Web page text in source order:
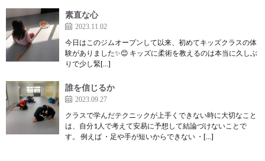
素直な心
2023.11.02
今日はこのジムオープンして以来、初めてキッズクラスの体
験がありました✨😊 キッズに柔術を教えるのは本当に久しぶ
りで少し緊[…]
誰を信じるか
2023.09.27
クラスで学んだテクニックが上手くできない時に大切なこと
は、自分1人で考えて安易に予想して結論づけないことで
す。 例えば ・足や手が短いからできない ・[…]